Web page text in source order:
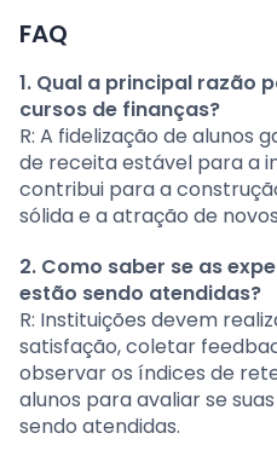
FAQ
1. Qual a principal razão
cursos de finanças?
R: A fidelização de alunos
de receita estável para a
contribui para a
sólida e a atração de
2. Como saber se as
estão sendo atendidas?
R: Instituições devem
satisfação, coletar
observar os índices de
alunos para avaliar se
sendo atendidas.